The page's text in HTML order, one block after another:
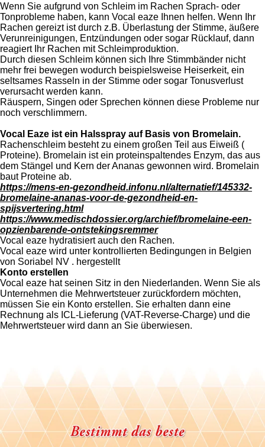
Wenn Sie aufgrund von Schleim im Rachen Sprach- oder
Tonprobleme haben, kann Vocal eaze Ihnen helfen. Wenn Ihr
Rachen gereizt ist durch z.B. Überlastung der Stimme, äußere
Verunreinigungen, Entzündungen oder sogar Rücklauf, dann
reagiert Ihr Rachen mit Schleimproduktion.
Durch diesen Schleim können sich Ihre Stimmbänder nicht
mehr frei bewegen wodurch beispielsweise Heiserkeit, ein
seltsames Rasseln in der Stimme oder sogar Tonusverlust
verursacht werden kann.
Räuspern, Singen oder Sprechen können diese Probleme nur
noch verschlimmern.
Vocal Eaze ist ein Halsspray auf Basis von Bromelain.
Rachenschleim besteht zu einem großen Teil aus Eiweiß (
Proteine). Bromelain ist ein proteinspaltendes Enzym, das aus
dem Stängel und Kern der Ananas gewonnen wird. Bromelain
baut Proteine ​​ab.
https://mens-en-gezondheid.infonu.nl/alternatief/145332-
bromelaine-ananas-voor-de-gezondheid-en-
spijsvertering.html
https://www.medischdossier.org/archief/bromelaine-een-
opzienbarende-ontstekingsremmer
Vocal eaze hydratisiert auch den Rachen.
Vocal eaze wird unter kontrollierten Bedingungen in Belgien
von Soriabel NV . hergestellt
Konto erstellen
Vocal eaze hat seinen Sitz in den Niederlanden. Wenn Sie als
Unternehmen die Mehrwertsteuer zurückfordern möchten,
müssen Sie ein Konto erstellen. Sie erhalten dann eine
Rechnung als ICL-Lieferung (VAT-Reverse-Charge) und die
Mehrwertsteuer wird dann an Sie überwiesen.